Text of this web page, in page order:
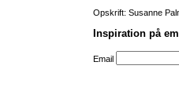
Opskrift: Susanne
Inspiration på
Email